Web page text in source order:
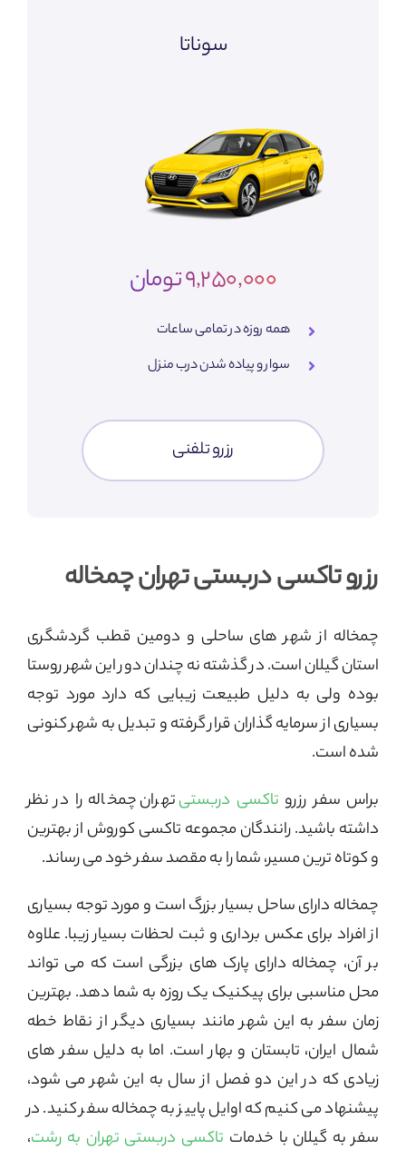
سوناتا
9,250,000 تومان
همه روزه در تمامی ساعات
سوار و پیاده شدن درب منزل
رزرو تلفنی
رزرو تاکسی دربستی تهران چمخاله
چمخاله از شهر های ساحلی و دومین قطب گردشگری
استان گیلان است. در گذشته نه چندان دور این شهر روستا
بوده ولی به دلیل طبیعت زیبایی که دارد مورد توجه
بسیاری از سرمایه گذاران قرار گرفته و تبدیل به شهر کنونی
شده است.
براس سفر رزروتاکسی دربستیتهران چمخاله را در نظر
داشته باشید. رانندگان مجموعه تاکسی کوروش از بهترین
و کوتاه ترین مسیر، شما را به مقصد سفر خود می رساند.
چمخاله دارای ساحل بسیار بزرگ است و مورد توجه بسیاری
از افراد برای عکس برداری و ثبت لحظات بسیار زیبا. علاوه
بر آن، چمخاله دارای پارک های بزرگی است که می تواند
محل مناسبی برای پیکنیک یک روزه به شما دهد. بهترین
زمان سفر به این شهر مانند بسیاری دیگر از نقاط خطه
شمال ایران، تابستان و بهار است. اما به دلیل سفر های
زیادی که در این دو فصل از سال به این شهر می شود،
پیشنهاد می کنیم که اوایل پاییز به چمخاله سفر کنید. در
سفر به گیلان با خدمات تاکسی دربستی تهران به رشت،